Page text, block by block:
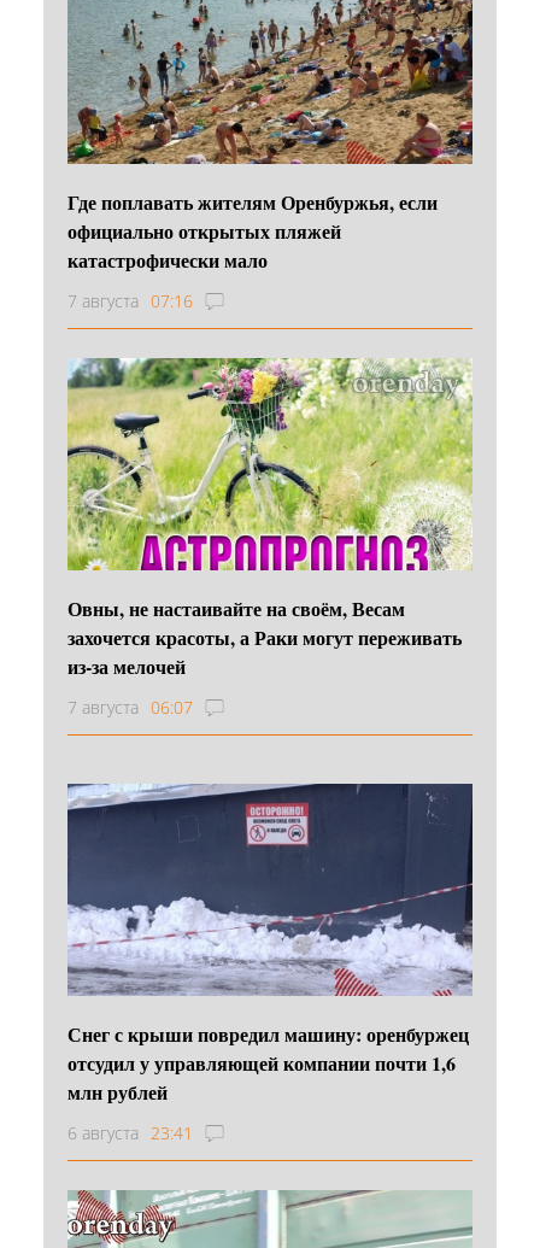
Где поплавать жителям Оренбуржья, если
официально открытых пляжей
катастрофически мало
7 августа 07:16
Овны, не настаивайте на своём, Весам
захочется красоты, а Раки могут переживать
из-за мелочей
7 августа 06:07
Снег с крыши повредил машину: оренбуржец
отсудил у управляющей компании почти 1,6
млн рублей
6 августа 23:41